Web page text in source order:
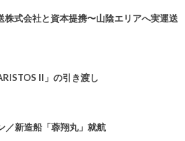
式会社と資本提携〜山陰エリアへ実運送
II」の引き渡し
／新造船「蓉翔丸」就航